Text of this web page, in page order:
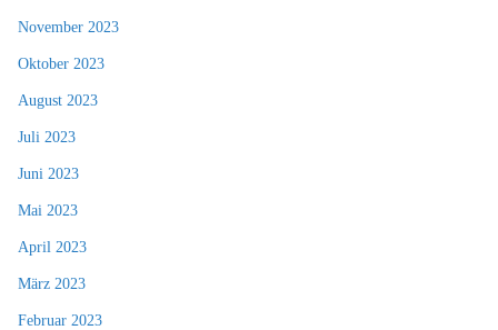
November 2023
Oktober 2023
August 2023
Juli 2023
Juni 2023
Mai 2023
April 2023
März 2023
Februar 2023